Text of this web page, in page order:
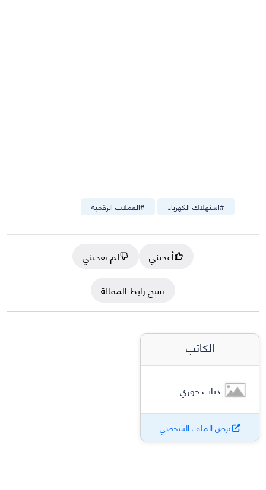
#العملات الرقمية #استهلاك الكهرباء
أعجبني
لم يعجبني
نسخ رابط المقالة
الكاتب
دياب حوري
عرض الملف الشخصي